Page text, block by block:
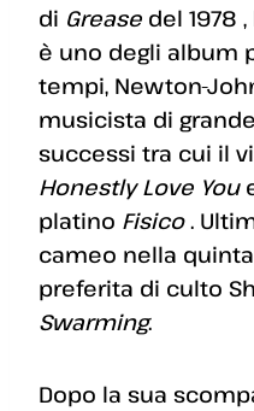
di Grease del 1978
è uno degli album
tempi, Newton-
musicista di
successi tra cui il
Honestly Love You
platino Fisico.
cameo nella
preferita di culto
Swarming.
Dopo la sua